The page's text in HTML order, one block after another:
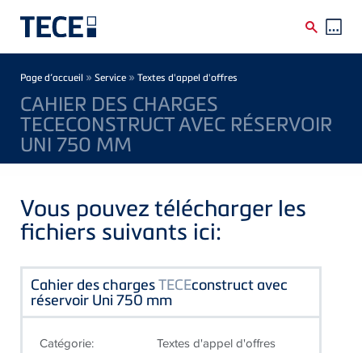
Breadcrumb
Page d’accueil » Service » Textes d'appel d'offres
CAHIER DES CHARGES
TECECONSTRUCT AVEC RÉSERVOIR
UNI 750 MM
Vous pouvez télécharger les
fichiers suivants ici:
Cahier des chargesTECEconstruct avec
réservoir Uni 750 mm
Catégorie: Textes d'appel d'offres